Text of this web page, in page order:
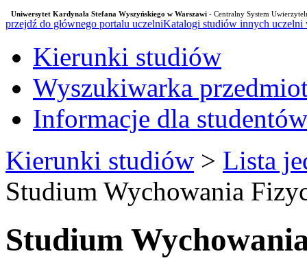
Uniwersytet Kardynała Stefana Wyszyńskiego w Warszawi - Centralny System
przejdź do głównego portalu uczelniKatalogi studiów innych uczelni
Kierunki studiów
Wyszukiwarka
Informacje dla studentów
Kierunki studiów > Lista
Studium Wychowania
Studium